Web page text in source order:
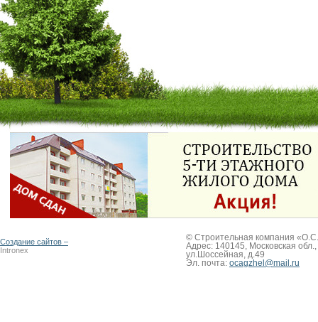
Создание сайтов –
Intronex
© Строительная компания
Адрес: 140145, Московская
ул.Шоссейная, д.49
Эл. почта: ocagzhel@mail.ru